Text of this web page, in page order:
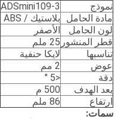
نموذج
ADSmini109-3
مادة الحامل
بلاستيك / ABS
لون الحامل
الأصفر
قطر المنشور 25 ملم
تناسبها
لايكا حنفية
عوض
2 مم
دقة
<5 "
بعد الهدف
500 م
ارتفاع
86 ملم
سمات: